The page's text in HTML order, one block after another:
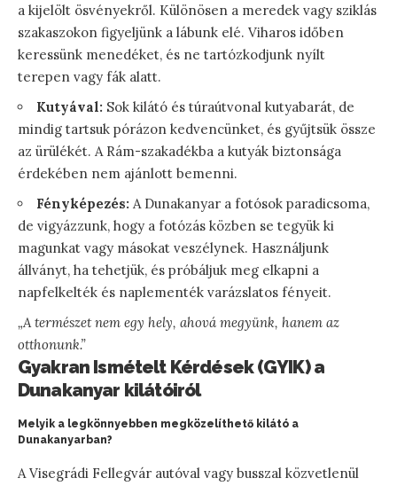
a kijelölt ösvényekről. Különösen a meredek vagy sziklás
szakaszokon figyeljünk a lábunk elé. Viharos időben
keressünk menedéket, és ne tartózkodjunk nyílt
terepen vagy fák alatt.
Kutyával: Sok kilátó és túraútvonal kutyabarát, de
mindig tartsuk pórázon kedvencünket, és gyűjtsük össze
az ürülékét. A Rám-szakadékba a kutyák biztonsága
érdekében nem ajánlott bemenni.
Fényképezés: A Dunakanyar a fotósok paradicsoma,
de vigyázzunk, hogy a fotózás közben se tegyük ki
magunkat vagy másokat veszélynek. Használjunk
állványt, ha tehetjük, és próbáljuk meg elkapni a
napfelkelték és naplementék varázslatos fényeit.
„A természet nem egy hely, ahová megyünk, hanem az
otthonunk.”
Gyakran Ismételt Kérdések (GYIK) a
Dunakanyar kilátóiról
Melyik a legkönnyebben megközelíthető kilátó a
Dunakanyarban?
A Visegrádi Fellegvár autóval vagy busszal közvetlenül